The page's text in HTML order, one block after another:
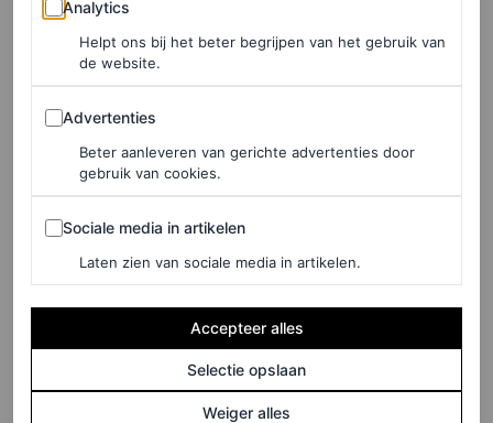
en kan ze zo door voor Blair Waldorf anno 2022.
Analytics
Helpt ons bij het beter begrijpen van het gebruik van
de website.
Advertenties
Advertenties
Beter aanleveren van gerichte advertenties door
gebruik van cookies.
Sociale media in artikelen
Sociale media in artikelen
Laten zien van sociale media in artikelen.
Accepteer alles
Selectie opslaan
Weiger alles